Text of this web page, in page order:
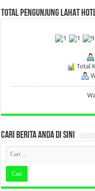
TOTAL PENGUNJUNG LAHAT
Total
CARI BERITA ANDA DI SINI